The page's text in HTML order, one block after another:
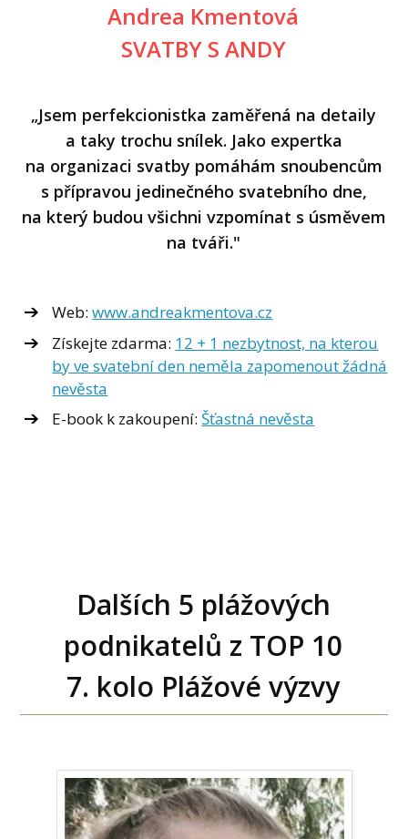
Andrea Kmentová
SVATBY S ANDY
„Jsem perfekcionistka zaměřená na detaily
a taky trochu snílek. Jako expertka
na organizaci svatby pomáhám snoubencům
s přípravou jedinečného svatebního dne,
na který budou všichni vzpomínat s úsměvem
na tváři."
Web:www.andreakmentova.cz
Získejte zdarma: 12 + 1 nezbytnost, na kterou
by ve svatební den neměla zapomenout žádná
nevěsta
E-book k zakoupení: Šťastná nevěsta
Dalších 5 plážových
podnikatelů z TOP 10
7. kolo Plážové výzvy